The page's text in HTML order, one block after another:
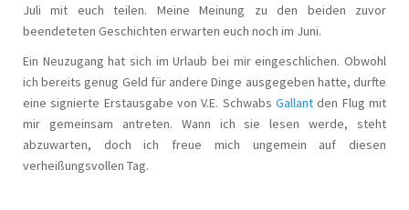
Juli mit euch teilen. Meine Meinung zu den beiden zuvor
beendeteten Geschichten erwarten euch noch im Juni.
Ein Neuzugang hat sich im Urlaub bei mir eingeschlichen. Obwohl
ich bereits genug Geld für andere Dinge ausgegeben hatte, durfte
eine signierte Erstausgabe von V.E. Schwabs Gallant den Flug mit
mir gemeinsam antreten. Wann ich sie lesen werde, steht
abzuwarten, doch ich freue mich ungemein auf diesen
verheißungsvollen Tag.